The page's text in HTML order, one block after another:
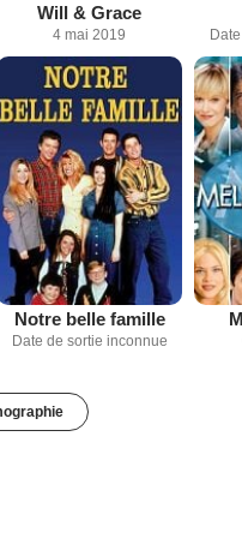
Will & Grace
4 mai 2019
Notre belle famille
Date de sortie inconnue